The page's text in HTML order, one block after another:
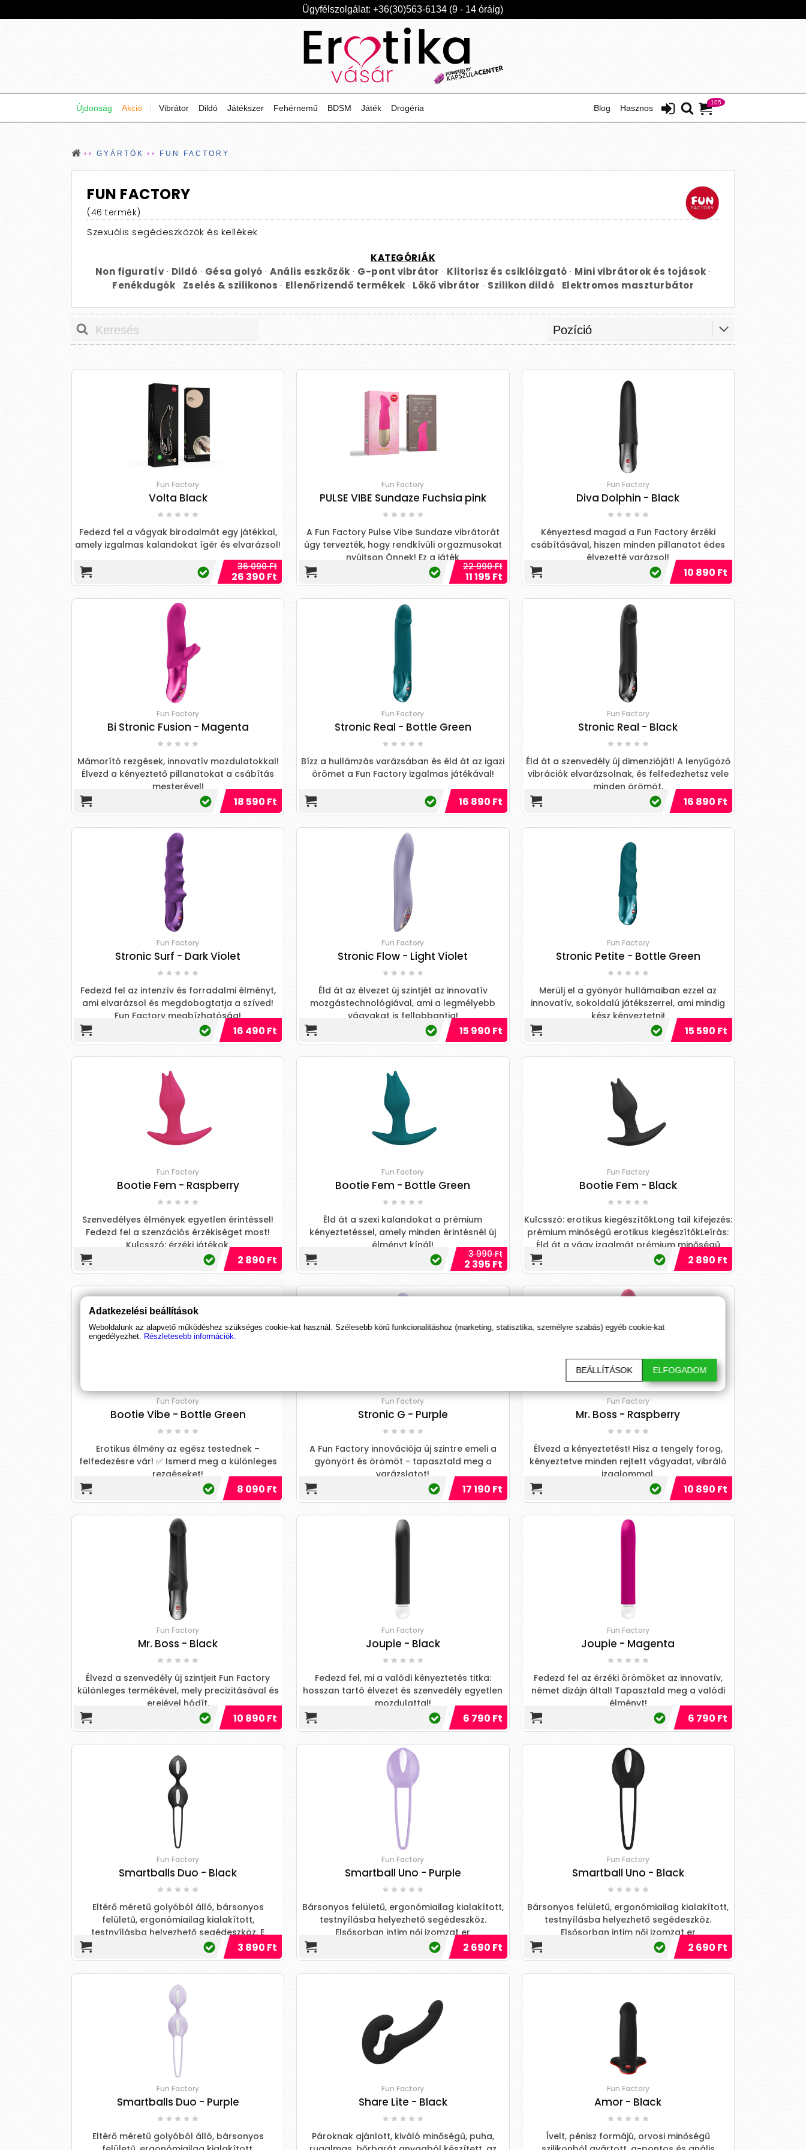
Ügyfélszolgálat: +36(30)563-6134 (9 - 14 óráig)
105
Hasznos
Újdonság Blog
Akció | Vibrátor Dildó Játékszer Fehérnemű BDSM Játék Drogéria
GYÁRTÓK FUN FACTORY
FUN FACTORY
(46 termék)
Szexuális segédeszközök és kellékek
KATEGÓRIÁK
Non figuratív · Dildó · Gésa golyó · Anális eszközök · G-pont vibrátor · Klitorisz és csiklóizgató · Mini vibrátorok és tojások ·
Fenékdugók · Zselés & szilikonos · Ellenőrizendő termékek · Lökő vibrátor · Szilikon dildó · Elektromos maszturbátor
Fun Factory
Volta Black
Fedezd fel a vágyak birodalmát egy játékkal,
amely izgalmas kalandokat ígér és elvarázsol!
36 090 Ft
26 390 Ft
Fun Factory
PULSE VIBE Sundaze Fuchsia pink
A Fun Factory Pulse Vibe Sundaze vibrátorát
úgy tervezték, hogy rendkívüli orgazmusokat
nyújtson Önnek! Ez a játék
22 990 Ft
11 195 Ft
Fun Factory
Diva Dolphin - Black
Kényeztesd magad a Fun Factory érzéki
csábításával, hiszen minden pillanatot édes
élvezetté varázsol!
10 890 Ft
Fun Factory
Bi Stronic Fusion - Magenta
Mámorító rezgések, innovatív mozdulatokkal!
Élvezd a kényeztető pillanatokat a csábítás
mesterével!
18 590 Ft
Fun Factory
Stronic Real - Bottle Green
Bízz a hullámzás varázsában és éld át az igazi
örömet a Fun Factory izgalmas játékával!
16 890 Ft
Fun Factory
Stronic Real - Black
Éld át a szenvedély új dimenzióját! A lenyűgöző
vibrációk elvarázsolnak, és felfedezhetsz vele
minden örömöt.
16 890 Ft
Fun Factory
Stronic Surf - Dark Violet
Fedezd fel az intenzív és forradalmi élményt,
ami elvarázsol és megdobogtatja a szíved!
Fun Factory megbízhatóság!
16 490 Ft
Fun Factory
Stronic Flow - Light Violet
Éld át az élvezet új szintjét az innovatív
mozgástechnológiával, ami a legmélyebb
vágyakat is fellobbantja!
15 990 Ft
Fun Factory
Stronic Petite - Bottle Green
Merülj el a gyönyör hullámaiban ezzel az
innovatív, sokoldalú játékszerrel, ami mindig
kész kényeztetni!
15 590 Ft
Fun Factory
Bootie Fem - Raspberry
Szenvedélyes élmények egyetlen érintéssel!
Fedezd fel a szenzációs érzékiséget most!
Kulcsszó: érzéki játékok.
2 890 Ft
Fun Factory
Bootie Fem - Bottle Green
Éld át a szexi kalandokat a prémium
kényeztetéssel, amely minden érintésnél új
élményt kínál!
3 990 Ft
2 395 Ft
Fun Factory
Bootie Fem - Black
Kulcsszó: erotikus kiegészítőkLong tail kifejezés:
prémium minőségű erotikus kiegészítőkLeírás:
Éld át a vágy izgalmát prémium minőségű
erotikus kiegészítőinkkel, melyek felforrósítják
az éjszakát!
2 890 Ft
Fun Factory
Bootie Vibe - Bottle Green
Erotikus élmény az egész testednek –
felfedezésre vár! ✅ Ismerd meg a különleges
rezgéseket!
8 090 Ft
Fun Factory
Stronic G - Purple
A Fun Factory innovációja új szintre emeli a
gyönyört és örömöt - tapasztald meg a
varázslatot!
17 190 Ft
Fun Factory
Mr. Boss - Raspberry
Élvezd a kényeztetést! Hisz a tengely forog,
kényeztetve minden rejtett vágyadat, vibráló
izgalommal.
10 890 Ft
Fun Factory
Mr. Boss - Black
Élvezd a szenvedély új szintjeit Fun Factory
különleges termékével, mely precizitásával és
erejével hódít.
10 890 Ft
Fun Factory
Joupie - Black
Fedezd fel, mi a valódi kényeztetés titka:
hosszan tartó élvezet és szenvedély egyetlen
mozdulattal!
6 790 Ft
Fun Factory
Joupie - Magenta
Fedezd fel az érzéki örömöket az innovatív,
német dizájn által! Tapasztald meg a valódi
élményt!
6 790 Ft
Fun Factory
Smartballs Duo - Black
Eltérő méretű golyóból álló, bársonyos
felületű, ergonómiailag kialakított,
testnyílásba helyezhető segédeszköz. E
3 890 Ft
Fun Factory
Smartball Uno - Purple
Bársonyos felületű, ergonómiailag kialakított,
testnyílásba helyezhető segédeszköz.
Elsősorban intim női izomzat er
2 690 Ft
Fun Factory
Smartball Uno - Black
Bársonyos felületű, ergonómiailag kialakított,
testnyílásba helyezhető segédeszköz.
Elsősorban intim női izomzat er
2 690 Ft
Fun Factory
Smartballs Duo - Purple
Eltérő méretű golyóból álló, bársonyos
Fun Factory
Share Lite - Black
Pároknak ajánlott, kiváló minőségű, puha,
Fun Factory
Amor - Black
Ívelt, pénisz formájú, orvosi minőségű
Adatkezelési beállítások
Weboldalunk az alapvető működéshez szükséges cookie-kat használ. Szélesebb körű funkcionalitáshoz (marketing, statisztika, személyre szabás) egyéb cookie-kat
engedélyezhet. Részletesebb információk.
BEÁLLÍTÁSOK ELFOGADOM